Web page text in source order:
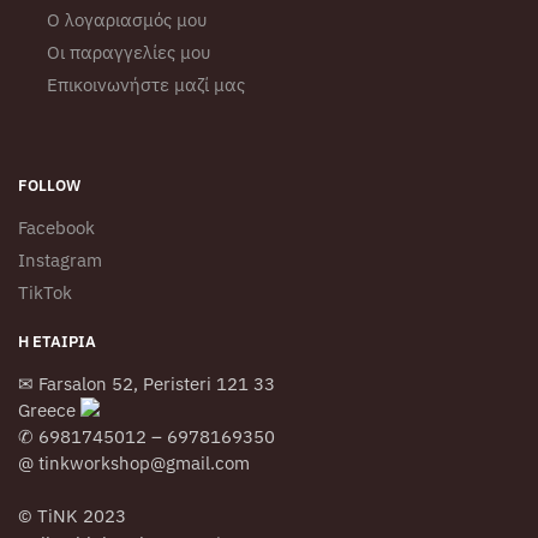
Ο λογαριασμός μου
Οι παραγγελίες μου
Επικοινωνήστε μαζί μας
FOLLOW
Facebook
Instagram
TikTok
Η ΕΤΑΙΡΊΑ
✉ Farsalon 52, Peristeri 121 33
Greece
✆ 6981745012 – 6978169350
@ tinkworkshop@gmail.com
© TiNK 2023